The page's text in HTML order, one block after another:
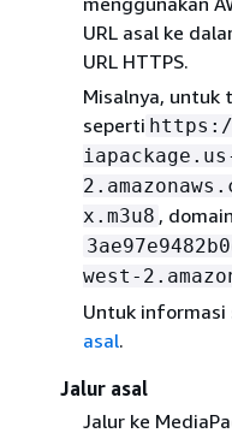
URL asal ke
URL HTTPS.
Misalnya, untuk
seperti https://
x.m3u8 ,
west-
Untuk informasi
asal.
Jalur asal
Jalur ke